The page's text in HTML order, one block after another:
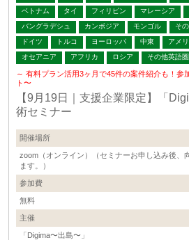
ベトナム
タイ フィリピン マレーシア
バングラデシュ
カンボジア モンゴル そ
ドイツ
トルコ ヨーロッパ 中東 アメ
オセアニア
アフリカ ロシア その他英語圏
～ 有料プラン活用3ヶ月で45件の案件紹介も！参
ト〜
【9月19日｜支援企業限定】「
術セミナー
開催場所
zoom（オンライン）（セミナーお申し込み後、
ます。）
参加費
無料
主催
「Digima〜出島〜」